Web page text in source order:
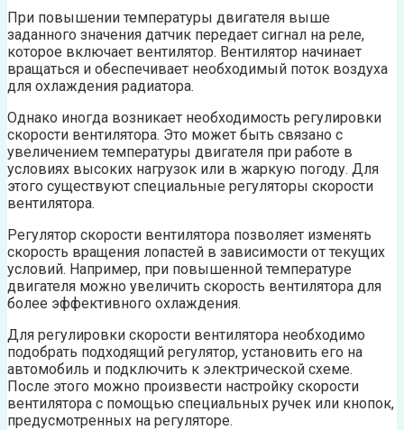
При повышении температуры двигателя выше
заданного значения датчик передает сигнал на реле,
которое включает вентилятор. Вентилятор начинает
вращаться и обеспечивает необходимый поток воздуха
для охлаждения радиатора.
Однако иногда возникает необходимость регулировки
скорости вентилятора. Это может быть связано с
увеличением температуры двигателя при работе в
условиях высоких нагрузок или в жаркую погоду. Для
этого существуют специальные регуляторы скорости
вентилятора.
Регулятор скорости вентилятора позволяет изменять
скорость вращения лопастей в зависимости от текущих
условий. Например, при повышенной температуре
двигателя можно увеличить скорость вентилятора для
более эффективного охлаждения.
Для регулировки скорости вентилятора необходимо
подобрать подходящий регулятор, установить его на
автомобиль и подключить к электрической схеме.
После этого можно произвести настройку скорости
вентилятора с помощью специальных ручек или кнопок,
предусмотренных на регуляторе.